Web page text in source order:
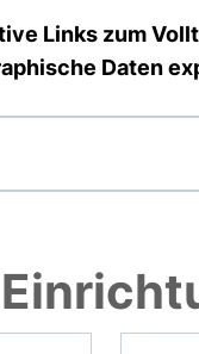
Links zum
Daten